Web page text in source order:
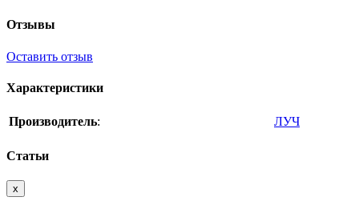
Отзывы
Оставить отзыв
Характеристики
Производитель: ЛУЧ
Статьи
x